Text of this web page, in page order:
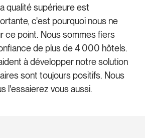
qualité supérieure est
c'est pourquoi nous ne
ce point. Nous sommes fiers
de plus de 4 000 hôtels.
à développer notre solution
sont toujours positifs. Nous
l'essaierez vous aussi.